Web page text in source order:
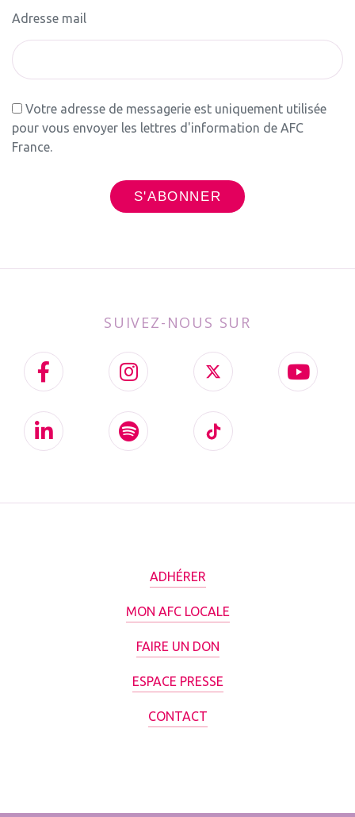
Adresse mail
Votre adresse de messagerie est uniquement utilisée
pour vous envoyer les lettres d'information de AFC
France.
SUIVEZ-NOUS SUR
ADHÉRER
MON AFC LOCALE
FAIRE UN DON
ESPACE PRESSE
CONTACT